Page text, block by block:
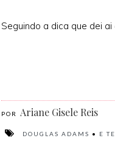
Seguindo a dica que dei
Ariane Gisele Reis
DOUGLAS ADAMS • E